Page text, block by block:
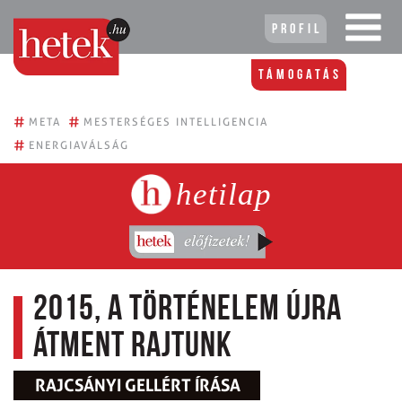
Profil
Támogatás
# META # MESTERSÉGES INTELLIGENCIA
# ENERGIAVÁLSÁG
hetilap
2015, a történelem újra
átment rajtunk
RAJCSÁNYI GELLÉRT ÍRÁSA